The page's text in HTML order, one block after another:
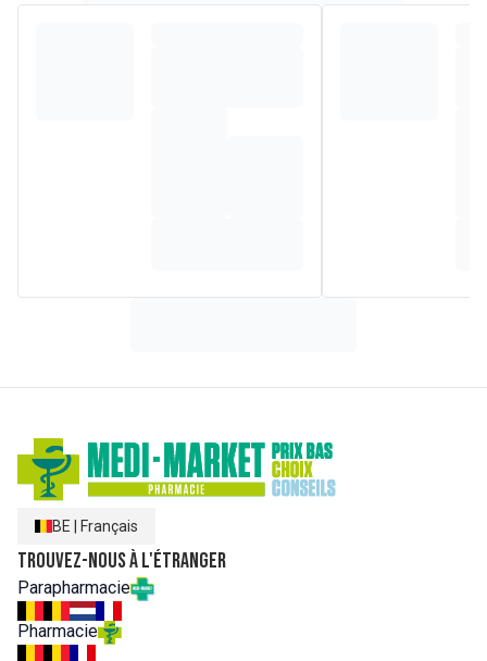
BE Français
Trouvez-nous à l'étranger
Parapharmacie
Pharmacie